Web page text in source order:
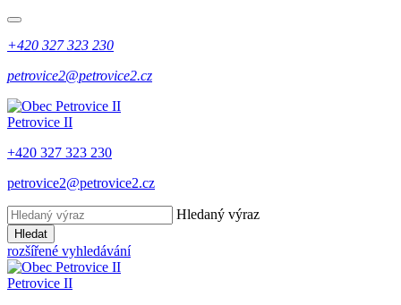
+420 327 323 230
petrovice2@petrovice2.cz
Petrovice II
+420 327 323 230
petrovice2@petrovice2.cz
Hledaný výraz
Hledat
rozšířené vyhledávání
Petrovice II